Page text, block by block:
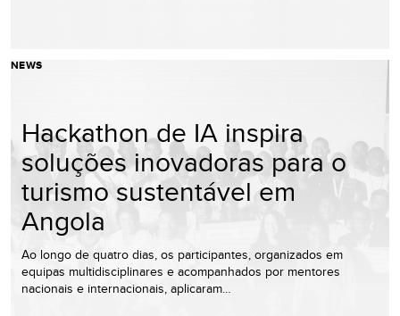
NEWS
Hackathon de IA inspira
soluções inovadoras para o
turismo sustentável em
Angola
Ao longo de quatro dias, os participantes, organizados em
equipas multidisciplinares e acompanhados por mentores
nacionais e internacionais, aplicaram…